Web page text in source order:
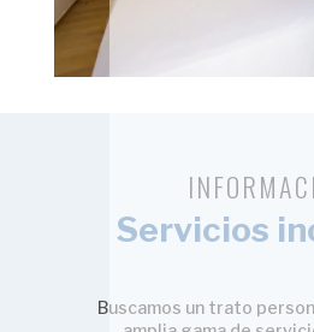
Servicios
Buscamos un trato